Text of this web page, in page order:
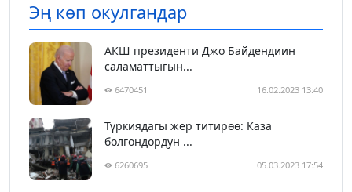
Эң көп окулгандар
АКШ президенти Джо Байдендиин
саламаттыгын...
6470451 16.02.2023 13:40
Түркиядагы жер титирөө: Каза
болгондордун ...
6260695 05.03.2023 17:54